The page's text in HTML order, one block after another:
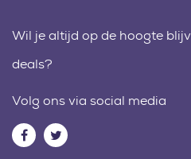
Wil je altijd op de hoogte
deals?
Volg ons via social media